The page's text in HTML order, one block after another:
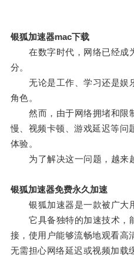
银狐加速器mac下载
在数字时代，网络已经成
分。
无论是工作、学习还是娱
角色。
然而，由于网络拥堵和限
慢、视频卡顿、游戏延迟等问
体验。
为了解决这一问题，越来越
银狐加速器免费永久加速
银狐加速器是一款被广大用
它具备独特的加速技术，
接，使用户能够流畅地观看高
无需担心网络延迟或视频加载